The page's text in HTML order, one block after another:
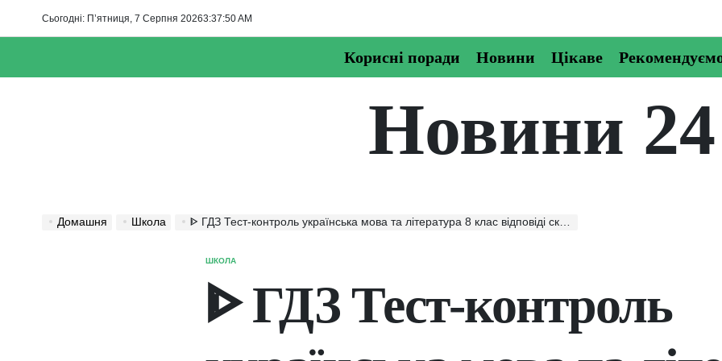
Сьогодні: П’ятниця, 7 Серпня 20263:37:51AM
Корисні поради Новини Цікаве
Новини 24
Домашня Школа ᐈ ГДЗ Тест-контроль українська мова та література 8 клас відповіді скачати, читати онлайн
ОПУБЛІКУВАТИ
ШКОЛА
ᐈ ГДЗ Тест-контроль